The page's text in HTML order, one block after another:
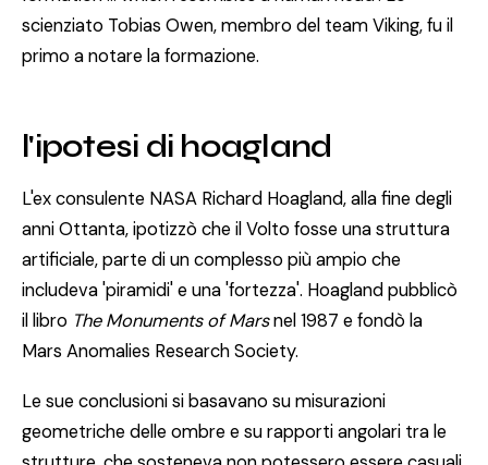
scienziato Tobias Owen, membro del team Viking, fu il
primo a notare la formazione.
l'ipotesi di hoagland
L'ex consulente NASA Richard Hoagland, alla fine degli
anni Ottanta, ipotizzò che il Volto fosse una struttura
artificiale, parte di un complesso più ampio che
includeva 'piramidi' e una 'fortezza'. Hoagland pubblicò
il libro The Monuments of Marsnel 1987 e fondò la
Mars Anomalies Research Society.
Le sue conclusioni si basavano su misurazioni
geometriche delle ombre e su rapporti angolari tra le